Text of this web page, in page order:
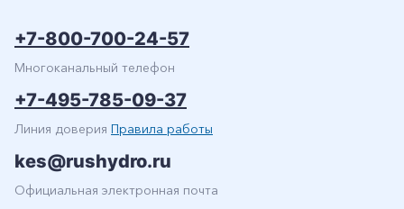
+7-800-700-24-57
Многоканальный телефон
+7-495-785-09-37
Линия доверия Правила работы
kes@rushydro.ru
Официальная электронная почта